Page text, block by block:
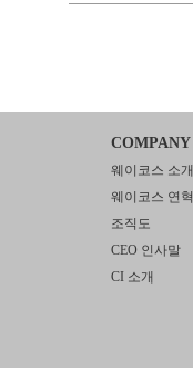
COMPANY
웨이코스 소개
웨이코스 연혁
조직도
CEO 인사말
CI 소개